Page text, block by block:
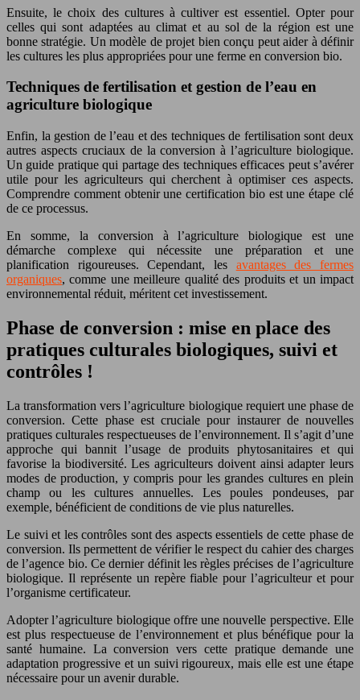
Ensuite, le choix des cultures à cultiver est essentiel. Opter pour
celles qui sont adaptées au climat et au sol de la région est une
bonne stratégie. Un modèle de projet bien conçu peut aider à définir
les cultures les plus appropriées pour une ferme en conversion bio.
Techniques de fertilisation et gestion de l’eau en
agriculture biologique
Enfin, la gestion de l’eau et des techniques de fertilisation sont deux
autres aspects cruciaux de la conversion à l’agriculture biologique.
Un guide pratique qui partage des techniques efficaces peut s’avérer
utile pour les agriculteurs qui cherchent à optimiser ces aspects.
Comprendre comment obtenir une certification bio est une étape clé
de ce processus.
En somme, la conversion à l’agriculture biologique est une
démarche complexe qui nécessite une préparation et une
planification rigoureuses. Cependant, les avantages des fermes
organiques, comme une meilleure qualité des produits et un impact
environnemental réduit, méritent cet investissement.
Phase de conversion : mise en place des
pratiques culturales biologiques, suivi et
contrôles !
La transformation vers l’agriculture biologique requiert une phase de
conversion. Cette phase est cruciale pour instaurer de nouvelles
pratiques culturales respectueuses de l’environnement. Il s’agit d’une
approche qui bannit l’usage de produits phytosanitaires et qui
favorise la biodiversité. Les agriculteurs doivent ainsi adapter leurs
modes de production, y compris pour les grandes cultures en plein
champ ou les cultures annuelles. Les poules pondeuses, par
exemple, bénéficient de conditions de vie plus naturelles.
Le suivi et les contrôles sont des aspects essentiels de cette phase de
conversion. Ils permettent de vérifier le respect du cahier des charges
de l’agence bio. Ce dernier définit les règles précises de l’agriculture
biologique. Il représente un repère fiable pour l’agriculteur et pour
l’organisme certificateur.
Adopter l’agriculture biologique offre une nouvelle perspective. Elle
est plus respectueuse de l’environnement et plus bénéfique pour la
santé humaine. La conversion vers cette pratique demande une
adaptation progressive et un suivi rigoureux, mais elle est une étape
nécessaire pour un avenir durable.